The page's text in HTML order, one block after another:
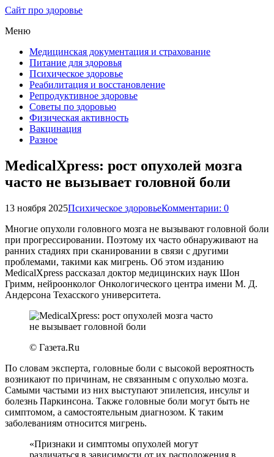
Сайт про здоровье
Меню
Медицинская документация и страхование
Питание для здоровья
Психическое здоровье
Реабилитация и восстановление
Репродуктивное здоровье
Советы по здоровью
Физическая активность
Вакцинация
Разное
MedicalXpress: рост опухолей мозга
часто не вызывает головной боли
13 ноября 2025Психическое здоровьеКомментарии: 0
Многие опухоли головного мозга не вызывают головной боли
при прогрессировании. Поэтому их часто обнаруживают на
ранних стадиях при сканировании в связи с другими
проблемами, такими как мигрень. Об этом изданию
MedicalXpress рассказал доктор медицинских наук Шон
Гримм, нейроонколог Онкологического центра имени М. Д.
Андерсона Техасского университета.
© Газета.Ru
По словам эксперта, головные боли с высокой вероятность
возникают по причинам, не связанным с опухолью мозга.
Самыми частыми из них выступают эпилепсия, инсульт и
болезнь Паркинсона. Также головные боли могут быть не
симптомом, а самостоятельным диагнозом. К таким
заболеваниям относится мигрень.
«Признаки и симптомы опухолей могут
различаться в зависимости от их расположения в